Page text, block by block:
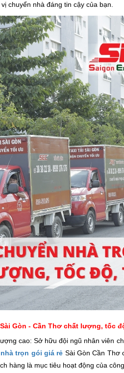
chuyển nhà đáng tin cậy của bạn.
Gòn - Cần Thơ chất lượng, tốc
cao: Sở hữu đội ngũ nhân viên
trọn gói giá rẻ Sài Gòn Cần Thơ
hàng là mục tiêu hoạt động của